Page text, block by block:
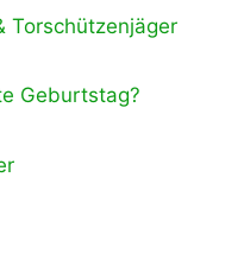
Torschützenjäger
Geburtstag?